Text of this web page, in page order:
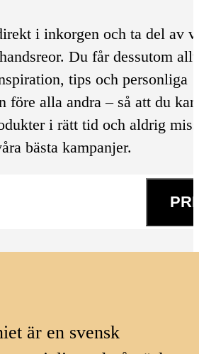
i inkorgen och ta del av
Du får dessutom
tips och personliga
före alla andra – så att du kan
i rätt tid och aldrig
bästa kampanjer.
är en svensk